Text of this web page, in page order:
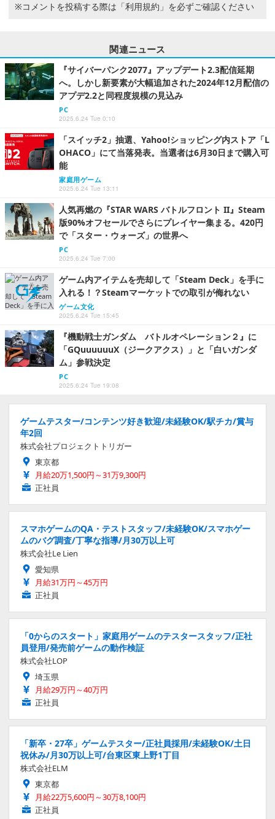
※コメントを投稿する際は 「利用規約」 を必ずご確認ください
関連ニュース
『サイバーパンク2077』アップデート2.3配信延期
へ。しかし新要素が大幅追加された2024年12月配信の
アプデ2.2と同程度規模の見込み
PC
2025.6.24 Tue 0:10
「スイッチ2」抽選、Yahoo!ショッピング内ストア「L
OHACO」にて当落発表。当選者は6月30日まで購入可
能
家庭用ゲーム
2025.6.24 Tue 13:11
人気再燃の『STAR WARS バトルフロント II』Steam
版90%オフセールでさらにプレイヤー集まる。420円
で「スター・ウォーズ」の世界へ
PC
2025.6.24 Tue 7:00
ゲーム内アイテムを売却して「Steam Deck」を手に
入れる！？Steamマーケットでの取引が侮れない
ゲーム文化
2025.6.24 Tue 15:45
『機動戦士ガンダム バトルオペレーション２』に
「GQuuuuuuX（ジークアクス）」と「白いガンダ
ム」参戦決定
PC
2025.6.24 Tue 19:08
ゲームテスター/コンテンツ好き歓迎/未経験OK/駅チカ/賞与
年2回
株式会社プロジェクトトリガー
東京都
月給20万1,500円～31万9,300円
正社員
スマホゲームのQA・テストスタッフ/未経験OK/スマホゲー
ムのバグ調査/丁寧な指導/月30万以上可
株式会社Le Lien
愛知県
月給31万円～45万円
正社員
「0からのスタート」家庭用ゲームのテスタースタッフ/正社
員登用/発売前ゲームの動作検証
株式会社LOP
埼玉県
月給29万円～40万円
正社員
「新卒・27卒」ゲームテスター/正社員採用/未経験OK/土日
祝休み/月30万以上可/台東区東上野1丁目
株式会社ELM
東京都
月給22万5,600円～30万8,100円
正社員